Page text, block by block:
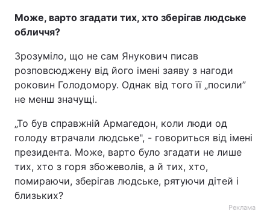
Може, варто згадати тих, хто зберігав людське
обличчя?
Зрозуміло, що не сам Янукович писав
розповсюджену від його імені заяву з нагоди
роковин Голодомору. Однак від того її „посили”
не менш значущі.
„То був справжній Армагедон, коли люди од
голоду втрачали людське", - говориться від імені
президента. Може, варто було згадати не лише
тих, хто з горя збожеволів, а й тих, хто,
помираючи, зберігав людське, рятуючи дітей і
близьких?
Реклама